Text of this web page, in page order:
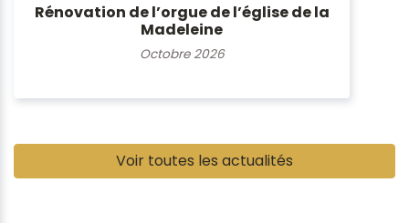
Rénovation de l’orgue de l’église de la
Madeleine
Octobre 2026
Voir toutes les actualités